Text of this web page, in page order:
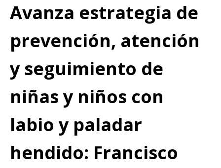
Avanza estrategia de
prevención, atención
y seguimiento de
niñas y niños con
labio y paladar
hendido: Francisco